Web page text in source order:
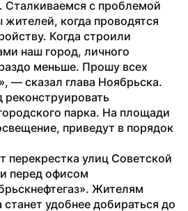
Сталкиваемся с проблемой
жителей, когда проводятся
Когда строили
наш город, личного
меньше. Прошу всех
— сказал глава Ноябрьска.
реконструировать
парка. На площади
приведут в порядок
перекрестка улиц Советской
перед офисом
Жителям
удобнее добираться до